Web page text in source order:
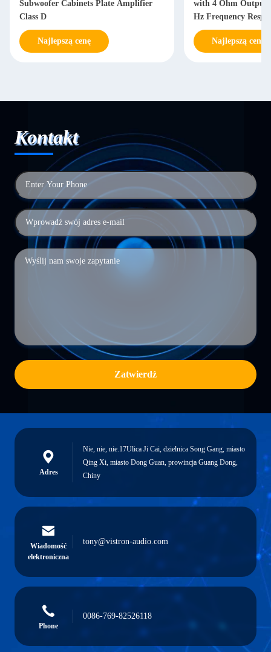
Subwoofer Cabinets Plate Amplifier
Class D
Najlepszą cenę
with 4 Ohm Output
Hz Frequency
Power Supply
Najlepszą cenę
Kontakt
Zatwierdź
Adres
Nie, nie, nie.17Ulica Ji Cai, dzielnica Song Gang, miasto
Qing Xi, miasto Dong Guan, prowincja Guang Dong,
Chiny
Wiadomość
elektroniczna
tony@vistron-audio.com
Phone
0086-769-82526118